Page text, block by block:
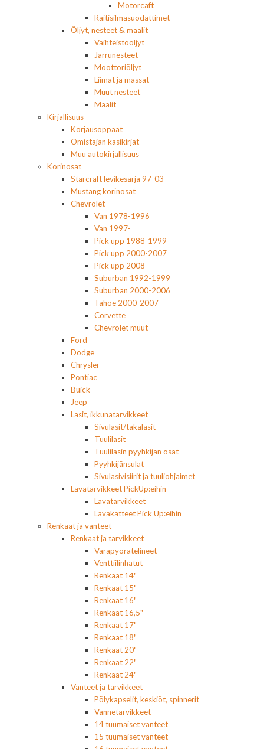
Motorcaft
Raitisilmasuodattimet
Öljyt, nesteet & maalit
Vaihteistoöljyt
Jarrunesteet
Moottoriöljyt
Liimat ja massat
Muut nesteet
Maalit
Kirjallisuus
Korjausoppaat
Omistajan käsikirjat
Muu autokirjallisuus
Korinosat
Starcraft levikesarja 97-03
Mustang korinosat
Chevrolet
Van 1978-1996
Van 1997-
Pick upp 1988-1999
Pick upp 2000-2007
Pick upp 2008-
Suburban 1992-1999
Suburban 2000-2006
Tahoe 2000-2007
Corvette
Chevrolet muut
Ford
Dodge
Chrysler
Pontiac
Buick
Jeep
Lasit, ikkunatarvikkeet
Sivulasit/takalasit
Tuulilasit
Tuulilasin pyyhkijän osat
Pyyhkijänsulat
Sivulasivisiirit ja tuuliohjaimet
Lavatarvikkeet PickUp:eihin
Lavatarvikkeet
Lavakatteet Pick Up:eihin
Renkaat ja vanteet
Renkaat ja tarvikkeet
Varapyörätelineet
Venttiilinhatut
Renkaat 14"
Renkaat 15"
Renkaat 16"
Renkaat 16,5"
Renkaat 17"
Renkaat 18"
Renkaat 20"
Renkaat 22"
Renkaat 24"
Vanteet ja tarvikkeet
Pölykapselit, keskiöt, spinnerit
Vannetarvikkeet
14 tuumaiset vanteet
15 tuumaiset vanteet